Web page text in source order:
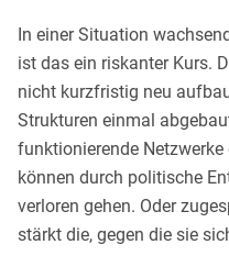
In einer Situation
ist das ein riskanter Kurs.
nicht kurzfristig neu
Strukturen einmal
funktionierende
können durch politische
verloren gehen. Oder
stärkt die, gegen die sie